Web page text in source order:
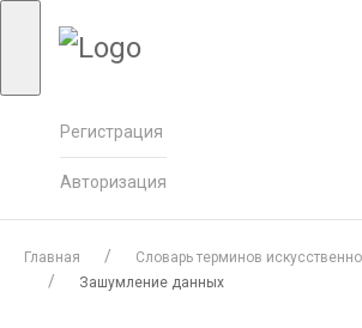
Регистрация
Авторизация
Главная
Словарь терминов
Зашумление данных